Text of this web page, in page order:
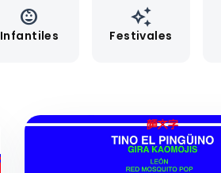
child_care
Infantiles
auto_awesome
Festivales